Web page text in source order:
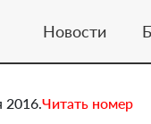
Новости
2016.Читать номер